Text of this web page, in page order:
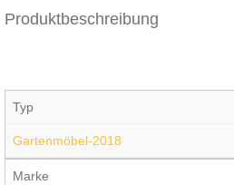
Produktbeschreibung
Typ
Gartenmöbel-2018
Marke